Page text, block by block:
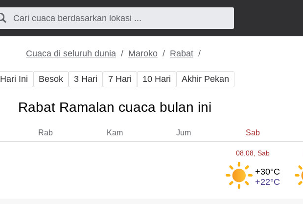
Cuaca di seluruh dunia Maroko Rabat
Hari Ini Besok 3 Hari 7 Hari 10 Hari Akhir Pekan
Rabat Ramalan cuaca bulan ini
Rab Kam Jum Sab
08.08 , Sab
+30°C
+22°C